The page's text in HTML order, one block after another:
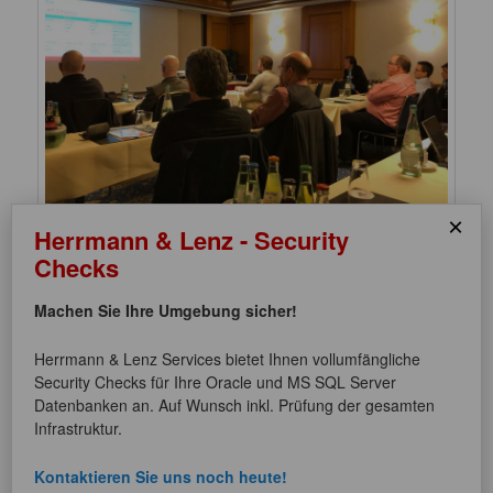
Die Veranstaltung war wieder ein voller Erfolg, mit zahlreichen
unsererHomepage
Ihr Herrmann & Lenz Team
veröffentlicht. Setze ein Lesezeichen für den
×
Herrmann & Lenz - Security
Checks
Machen Sie Ihre Umgebung sicher!
Herrmann & Lenz Services bietet Ihnen vollumfängliche
Security Checks für Ihre Oracle und MS SQL Server
Datenbanken an. Auf Wunsch inkl. Prüfung der gesamten
Infrastruktur.
Kontaktieren Sie uns noch heute!